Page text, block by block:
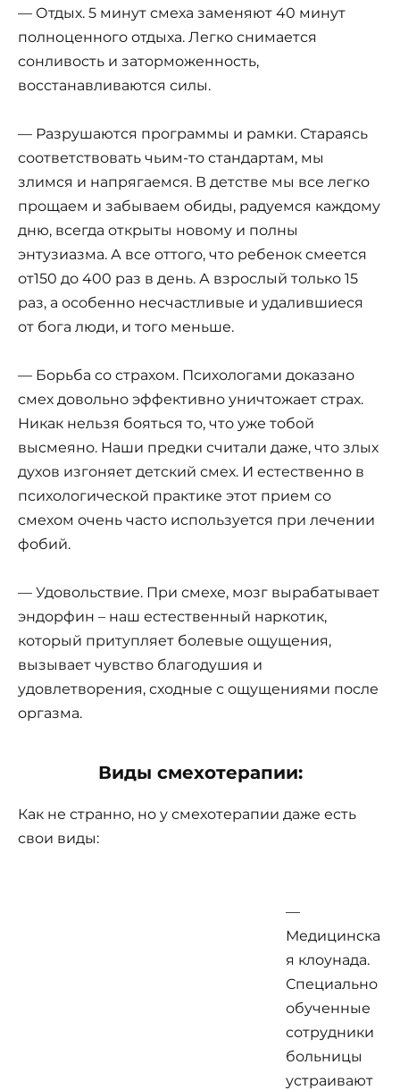
— Отдых. 5 минут смеха заменяют 40 минут
полноценного отдыха. Легко снимается
сонливость и заторможенность,
восстанавливаются силы.
— Разрушаются программы и рамки. Стараясь
соответствовать чьим-то стандартам, мы
злимся и напрягаемся. В детстве мы все легко
прощаем и забываем обиды, радуемся каждому
дню, всегда открыты новому и полны
энтузиазма. А все оттого, что ребенок смеется
от150 до 400 раз в день. А взрослый только 15
раз, а особенно несчастливые и удалившиеся
от бога люди, и того меньше.
— Борьба со страхом. Психологами доказано
смех довольно эффективно уничтожает страх.
Никак нельзя бояться то, что уже тобой
высмеяно. Наши предки считали даже, что злых
духов изгоняет детский смех. И естественно в
психологической практике этот прием со
смехом очень часто используется при лечении
фобий.
— Удовольствие. При смехе, мозг вырабатывает
эндорфин – наш естественный наркотик,
который притупляет болевые ощущения,
вызывает чувство благодушия и
удовлетворения, сходные с ощущениями после
оргазма.
Виды смехотерапии:
Как не странно, но у смехотерапии даже есть
свои виды:
—
Медицинска
я клоунада.
Специально
обученные
сотрудники
больницы
устраивают